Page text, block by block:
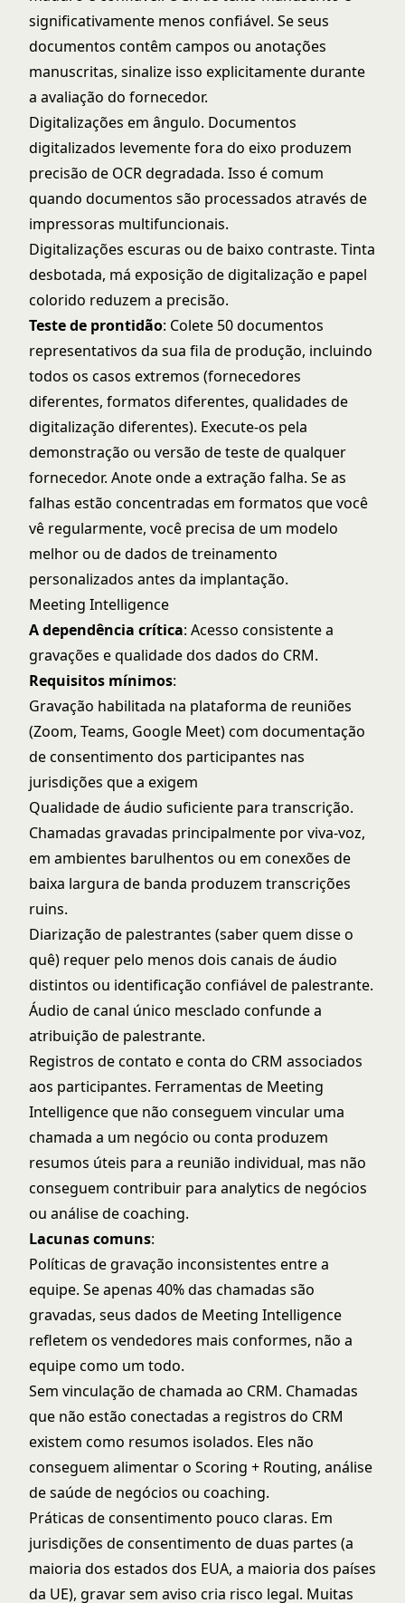
significativamente menos confiável. Se seus
documentos contêm campos ou anotações
manuscritas, sinalize isso explicitamente durante
a avaliação do fornecedor.
Digitalizações em ângulo. Documentos
digitalizados levemente fora do eixo produzem
precisão de OCR degradada. Isso é comum
quando documentos são processados através de
impressoras multifuncionais.
Digitalizações escuras ou de baixo contraste. Tinta
desbotada, má exposição de digitalização e papel
colorido reduzem a precisão.
Teste de prontidão: Colete 50 documentos
representativos da sua fila de produção, incluindo
todos os casos extremos (fornecedores
diferentes, formatos diferentes, qualidades de
digitalização diferentes). Execute-os pela
demonstração ou versão de teste de qualquer
fornecedor. Anote onde a extração falha. Se as
falhas estão concentradas em formatos que você
vê regularmente, você precisa de um modelo
melhor ou de dados de treinamento
personalizados antes da implantação.
Meeting Intelligence
A dependência crítica: Acesso consistente a
gravações e qualidade dos dados do CRM.
Requisitos mínimos:
Gravação habilitada na plataforma de reuniões
(Zoom, Teams, Google Meet) com documentação
de consentimento dos participantes nas
jurisdições que a exigem
Qualidade de áudio suficiente para transcrição.
Chamadas gravadas principalmente por viva-voz,
em ambientes barulhentos ou em conexões de
baixa largura de banda produzem transcrições
ruins.
Diarização de palestrantes (saber quem disse o
quê) requer pelo menos dois canais de áudio
distintos ou identificação confiável de palestrante.
Áudio de canal único mesclado confunde a
atribuição de palestrante.
Registros de contato e conta do CRM associados
aos participantes. Ferramentas de Meeting
Intelligence que não conseguem vincular uma
chamada a um negócio ou conta produzem
resumos úteis para a reunião individual, mas não
conseguem contribuir para analytics de negócios
ou análise de coaching.
Lacunas comuns:
Políticas de gravação inconsistentes entre a
equipe. Se apenas 40% das chamadas são
gravadas, seus dados de Meeting Intelligence
refletem os vendedores mais conformes, não a
equipe como um todo.
Sem vinculação de chamada ao CRM. Chamadas
que não estão conectadas a registros do CRM
existem como resumos isolados. Eles não
conseguem alimentar o Scoring + Routing, análise
de saúde de negócios ou coaching.
Práticas de consentimento pouco claras. Em
jurisdições de consentimento de duas partes (a
maioria dos estados dos EUA, a maioria dos países
da UE), gravar sem aviso cria risco legal. Muitas